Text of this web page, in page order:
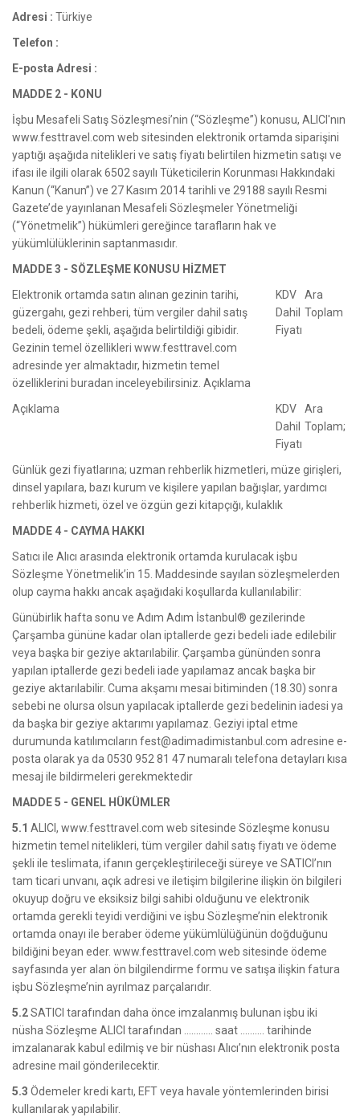
Adresi : Türkiye
Telefon :
E-posta Adresi :
MADDE 2 - KONU
İşbu Mesafeli Satış Sözleşmesi’nin (“Sözleşme”) konusu, ALICI'nın
www.festtravel.com web sitesinden elektronik ortamda siparişini
yaptığı aşağıda nitelikleri ve satış fiyatı belirtilen hizmetin satışı ve
ifası ile ilgili olarak 6502 sayılı Tüketicilerin Korunması Hakkındaki
Kanun (“Kanun”) ve 27 Kasım 2014 tarihli ve 29188 sayılı Resmi
Gazete’de yayınlanan Mesafeli Sözleşmeler Yönetmeliği
(“Yönetmelik”) hükümleri gereğince tarafların hak ve
yükümlülüklerinin saptanmasıdır.
MADDE 3 - SÖZLEŞME KONUSU HİZMET
Elektronik ortamda satın alınan gezinin tarihi,
güzergahı, gezi rehberi, tüm vergiler dahil satış
bedeli, ödeme şekli, aşağıda belirtildiği gibidir.
Gezinin temel özellikleri www.festtravel.com
adresinde yer almaktadır, hizmetin temel
özelliklerini buradan inceleyebilirsiniz. Açıklama
KDV
Dahil
Fiyatı
Ara
Toplam
Açıklama
KDV
Dahil
Fiyatı
Ara
Toplam;
Günlük gezi fiyatlarına; uzman rehberlik hizmetleri, müze girişleri,
dinsel yapılara, bazı kurum ve kişilere yapılan bağışlar, yardımcı
rehberlik hizmeti, özel ve özgün gezi kitapçığı, kulaklık
MADDE 4 - CAYMA HAKKI
Satıcı ile Alıcı arasında elektronik ortamda kurulacak işbu
Sözleşme Yönetmelik’in 15. Maddesinde sayılan sözleşmelerden
olup cayma hakkı ancak aşağıdaki koşullarda kullanılabilir:
Günübirlik hafta sonu ve Adım Adım İstanbul® gezilerinde
Çarşamba gününe kadar olan iptallerde gezi bedeli iade edilebilir
veya başka bir geziye aktarılabilir. Çarşamba gününden sonra
yapılan iptallerde gezi bedeli iade yapılamaz ancak başka bir
geziye aktarılabilir. Cuma akşamı mesai bitiminden (18.30) sonra
sebebi ne olursa olsun yapılacak iptallerde gezi bedelinin iadesi ya
da başka bir geziye aktarımı yapılamaz. Geziyi iptal etme
durumunda katılımcıların fest@adimadimistanbul.com adresine e-
posta olarak ya da 0530 952 81 47 numaralı telefona detayları kısa
mesaj ile bildirmeleri gerekmektedir
MADDE 5 - GENEL HÜKÜMLER
5.1 ALICI, www.festtravel.com web sitesinde Sözleşme konusu
hizmetin temel nitelikleri, tüm vergiler dahil satış fiyatı ve ödeme
şekli ile teslimata, ifanın gerçekleştirileceği süreye ve SATICI’nın
tam ticari unvanı, açık adresi ve iletişim bilgilerine ilişkin ön bilgileri
okuyup doğru ve eksiksiz bilgi sahibi olduğunu ve elektronik
ortamda gerekli teyidi verdiğini ve işbu Sözleşme’nin elektronik
ortamda onayı ile beraber ödeme yükümlülüğünün doğduğunu
bildiğini beyan eder. www.festtravel.com web sitesinde ödeme
sayfasında yer alan ön bilgilendirme formu ve satışa ilişkin fatura
işbu Sözleşme’nin ayrılmaz parçalarıdır.
5.2SATICI tarafından daha önce imzalanmış bulunan işbu iki
nüsha Sözleşme ALICI tarafından ………… saat ………. tarihinde
imzalanarak kabul edilmiş ve bir nüshası Alıcı’nın elektronik posta
adresine mail gönderilecektir.
5.3 Ödemeler kredi kartı, EFT veya havale yöntemlerinden birisi
kullanılarak yapılabilir.